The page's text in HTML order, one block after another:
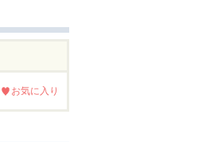
お気に入り